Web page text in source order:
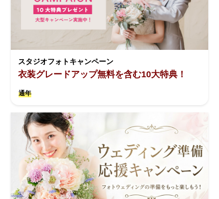
スタジオフォトキャンペーン
衣装グレードアップ無料を含む10大特典！
通年